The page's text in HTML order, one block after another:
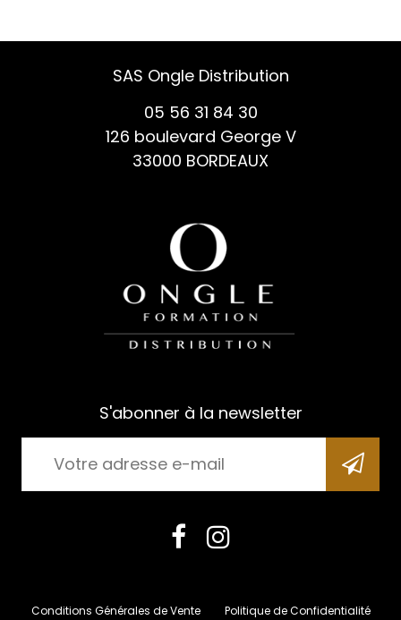
SAS Ongle Distribution
05 56 31 84 30
126 boulevard George V
33000 BORDEAUX
S'abonner à la newsletter
Conditions Générales de Vente Politique de Confidentialité